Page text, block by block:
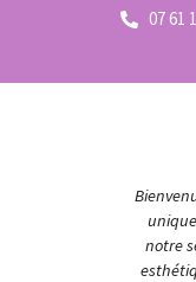
07 61
notre